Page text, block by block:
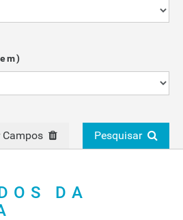
Pesquisar
DA